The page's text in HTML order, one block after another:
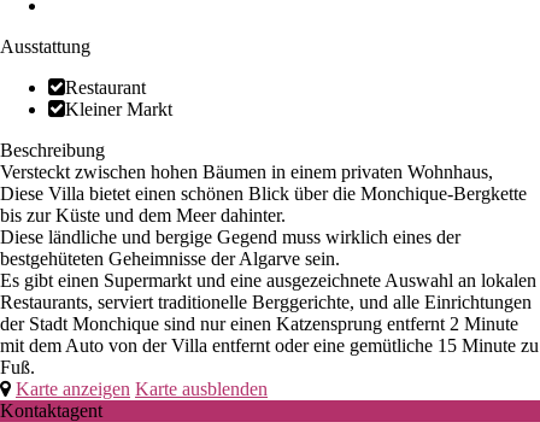
Ausstattung
Restaurant
Kleiner Markt
Beschreibung
Versteckt zwischen hohen Bäumen in einem privaten Wohnhaus,
Diese Villa bietet einen schönen Blick über die Monchique-Bergkette
bis zur Küste und dem Meer dahinter.
Diese ländliche und bergige Gegend muss wirklich eines der
bestgehüteten Geheimnisse der Algarve sein.
Es gibt einen Supermarkt und eine ausgezeichnete Auswahl an lokalen
Restaurants, serviert traditionelle Berggerichte, und alle Einrichtungen
der Stadt Monchique sind nur einen Katzensprung entfernt 2 Minute
mit dem Auto von der Villa entfernt oder eine gemütliche 15 Minute zu
Fuß.
Karte anzeigen Karte ausblenden
Kontaktagent